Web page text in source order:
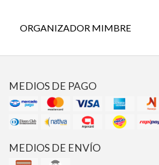
ORGANIZADOR MIMBRE
MEDIOS DE PAGO
MEDIOS DE ENVÍO